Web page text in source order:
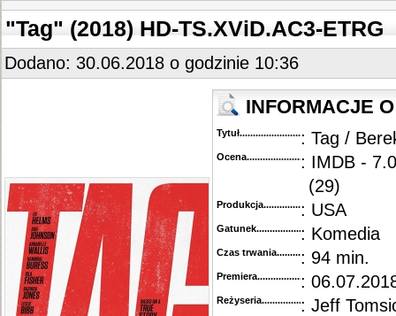
"Tag" (2018) HD-TS.XViD.AC3-ETRG
Dodano: 30.06.2018 o godzinie 10:36
INFORMACJE
Tytuł............................................
: Tag /
Ocena.............................................
: IMDB -
(29)
Produkcja.........................................
: USA
Gatunek...........................................
: Komedia
Czas trwania......................................
: 94 min.
Premiera..........................................
:
Reżyseria........................................
: Jeff